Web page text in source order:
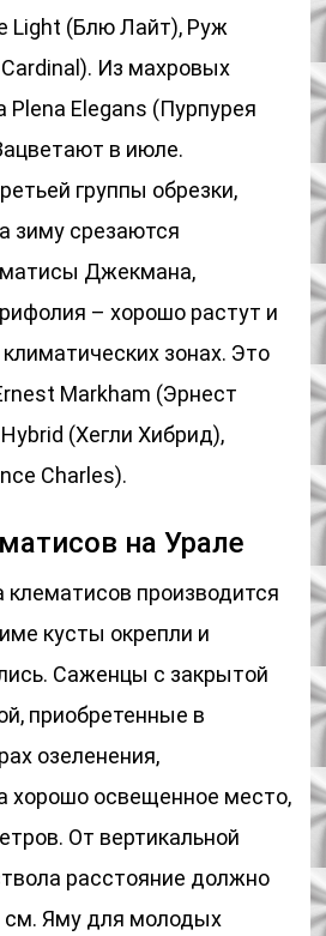
Light (Блю Лайт), Руж
Из махровых
Plena Elegans (Пурпурея
в июле.
группы обрезки,
зиму срезаются
Джекмана,
– хорошо растут и
зонах. Это
Markham (Эрнест
(Хегли Хибрид),
Charles).
на Урале
клематисов производится
кусты окрепли и
Саженцы с закрытой
приобретенные в
озеленения,
хорошо освещенное место,
От вертикальной
расстояние должно
см. Яму для молодых